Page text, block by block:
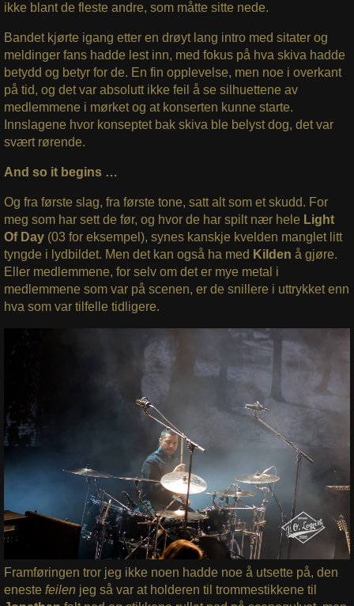
ikke blant de fleste andre, som måtte sitte nede.
Bandet kjørte igang etter en drøyt lang intro med sitater og
meldinger fans hadde lest inn, med fokus på hva skiva hadde
betydd og betyr for de. En fin opplevelse, men noe i overkant
på tid, og det var absolutt ikke feil å se silhuettene av
medlemmene i mørket og at konserten kunne starte.
Innslagene hvor konseptet bak skiva ble belyst dog, det var
svært rørende.
And so it begins …
Og fra første slag, fra første tone, satt alt som et skudd. For
meg som har sett de før, og hvor de har spilt nær hele Light
Of Day (03 for eksempel), synes kanskje kvelden manglet litt
tyngde i lydbildet. Men det kan også ha med Kilden å gjøre.
Eller medlemmene, for selv om det er mye metal i
medlemmene som var på scenen, er de snillere i uttrykket enn
hva som var tilfelle tidligere.
Framføringen tror jeg ikke noen hadde noe å utsette på, den
eneste feilen jeg så var at holderen til trommestikkene til